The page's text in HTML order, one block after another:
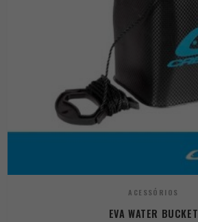
ACESSÓRIOS
EVA WATER BUCKET